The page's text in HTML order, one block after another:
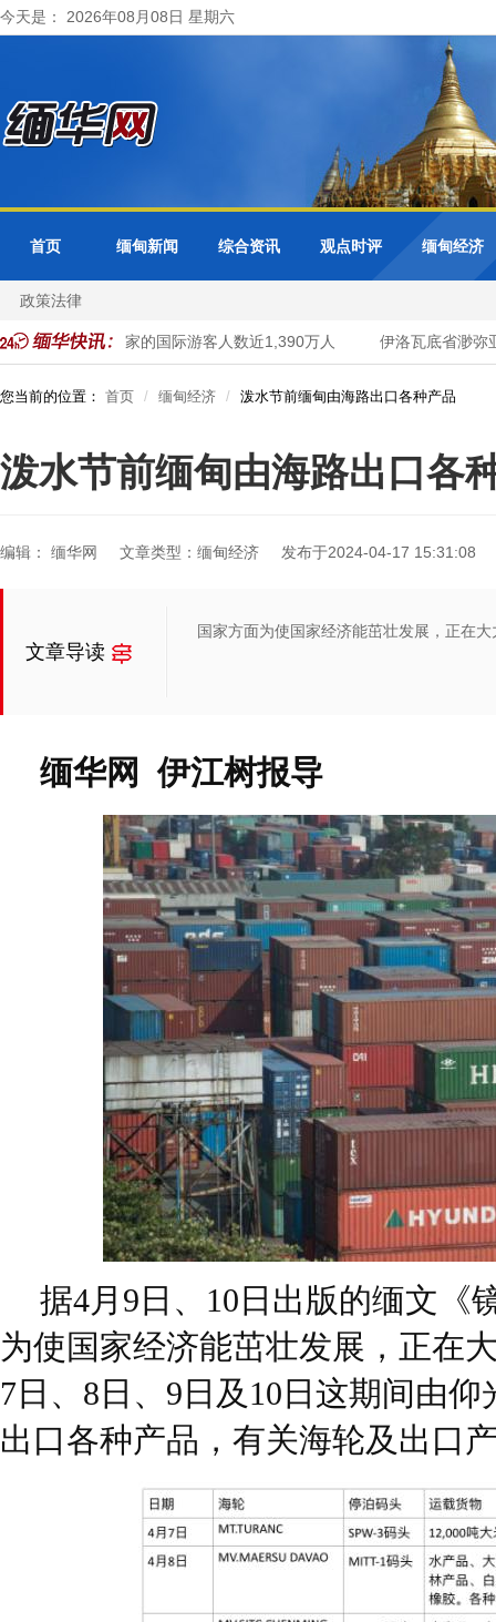
今天是： 2026年08月08日 星期六
首页 缅甸新闻 综合资讯 观点时评 缅甸经济
政策法律
月进入越南国家的国际游客人数近1,390万人 伊洛瓦底省渺弥
您当前的位置： 首页 缅甸经济 泼水节前缅甸由海路出口各种产品
泼水节前缅甸由海路出口各
编辑： 缅华网 文章类型：缅甸经济 发布于2024-04-17 15:31:08
文章导读
国家方面为使国家经济能茁壮发展，正在
缅华网 伊江树报导
据4月9日、10日出版的缅文《
为使国家经济能茁壮发展，正在
7日、8日、9日及10日这期间由
出口各种产品，有关海轮及出口